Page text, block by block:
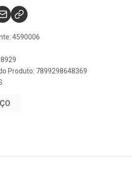
4590006
Produto: 7899298648369